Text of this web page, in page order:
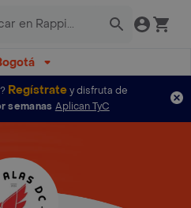
Regístratey disfruta de
semanas Aplican TyC